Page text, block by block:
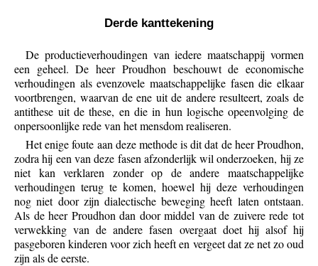
Derde kanttekening
De productieverhoudingen van iedere maatschappij vormen
een geheel. De heer Proudhon beschouwt de economische
verhoudingen als evenzovele maatschappelijke fasen die elkaar
voortbrengen, waarvan de ene uit de andere resulteert, zoals de
antithese uit de these, en die in hun logische opeenvolging de
onpersoonlijke rede van het mensdom realiseren.
Het enige foute aan deze methode is dit dat de heer Proudhon,
zodra hij een van deze fasen afzonderlijk wil onderzoeken, hij ze
niet kan verklaren zonder op de andere maatschappelijke
verhoudingen terug te komen, hoewel hij deze verhoudingen
nog niet door zijn dialectische beweging heeft laten ontstaan.
Als de heer Proudhon dan door middel van de zuivere rede tot
verwekking van de andere fasen overgaat doet hij alsof hij
pasgeboren kinderen voor zich heeft en vergeet dat ze net zo oud
zijn als de eerste.